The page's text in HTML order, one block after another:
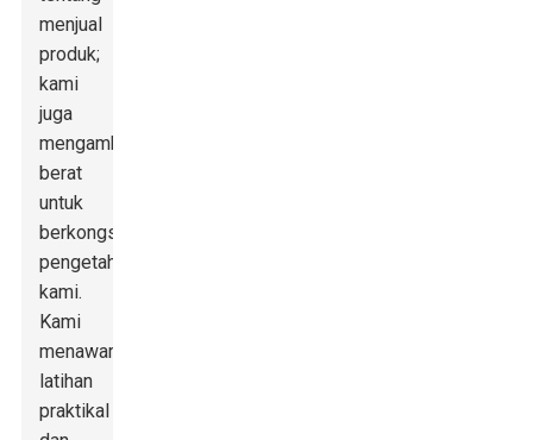
menjual
produk;
kami
juga
mengambil
berat
untuk
berkongsi
pengetahuan
kami.
Kami
menawarkan
latihan
praktikal